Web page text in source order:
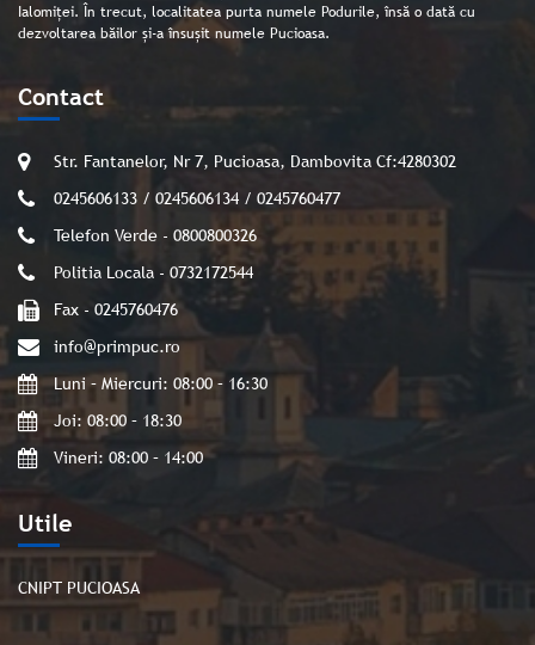
Ialomiței. În trecut, localitatea purta numele Podurile, însă o dată cu
dezvoltarea băilor și-a însușit numele Pucioasa.
Utile
CNIPT PUCIOASA
Contact
Str. Fantanelor, Nr 7, Pucioasa, Dambovita Cf:4280302
0245606133 / 0245606134 / 0245760477
Telefon Verde - 0800800326
Politia Locala - 0732172544
Fax - 0245760476
info@primpuc.ro
Luni – Miercuri: 08:00 – 16:30
Joi: 08:00 – 18:30
Vineri: 08:00 – 14:00